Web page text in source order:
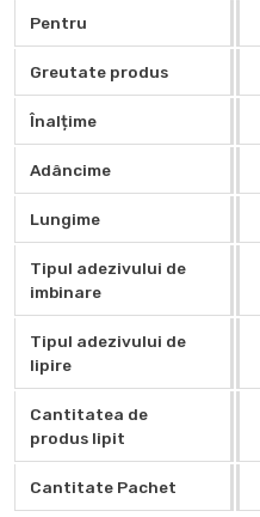
Pentru
Greutate produs
Înalțime
Adâncime
Lungime
Tipul adezivului de
imbinare
Tipul adezivului de
lipire
Cantitatea de
produs lipit
Cantitate Pachet